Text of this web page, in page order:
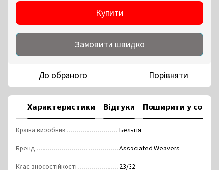
Купити
Замовити швидко
До обраного Порівняти
Характеристики Відгуки Поширити у
Країна виробник
Бельгія
Бренд
Associated Weavers
Клас зносостійкості
23/32